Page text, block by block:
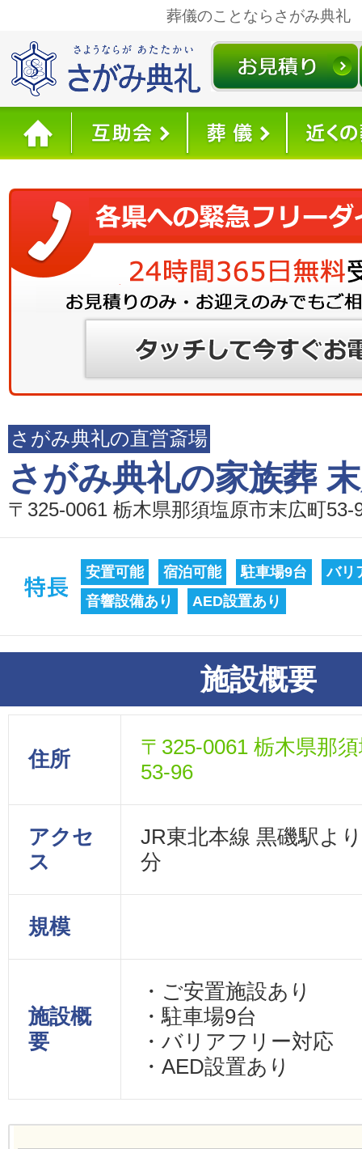
葬儀のことならさがみ典礼
さがみ典礼の直営斎場
さがみ典礼の家族葬
〒325-0061 栃木県那須塩原市末広町53-
安置可能 宿泊可能 駐車場9台
バリ
音響設備あり
AED設置あり
施設概要
住所
〒325-0061 栃木県那
53-96
アクセ
ス
JR東北本線 黒磯駅よ
分
規模
施設概
要
・ご安置施設あり
・駐車場9台
・バリアフリー対応
・AED設置あり